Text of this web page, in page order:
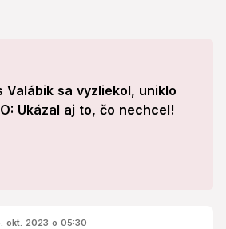
Valábik sa vyzliekol, uniklo
Ukázal aj to, čo nechcel!
okt. 2023 o 05:30